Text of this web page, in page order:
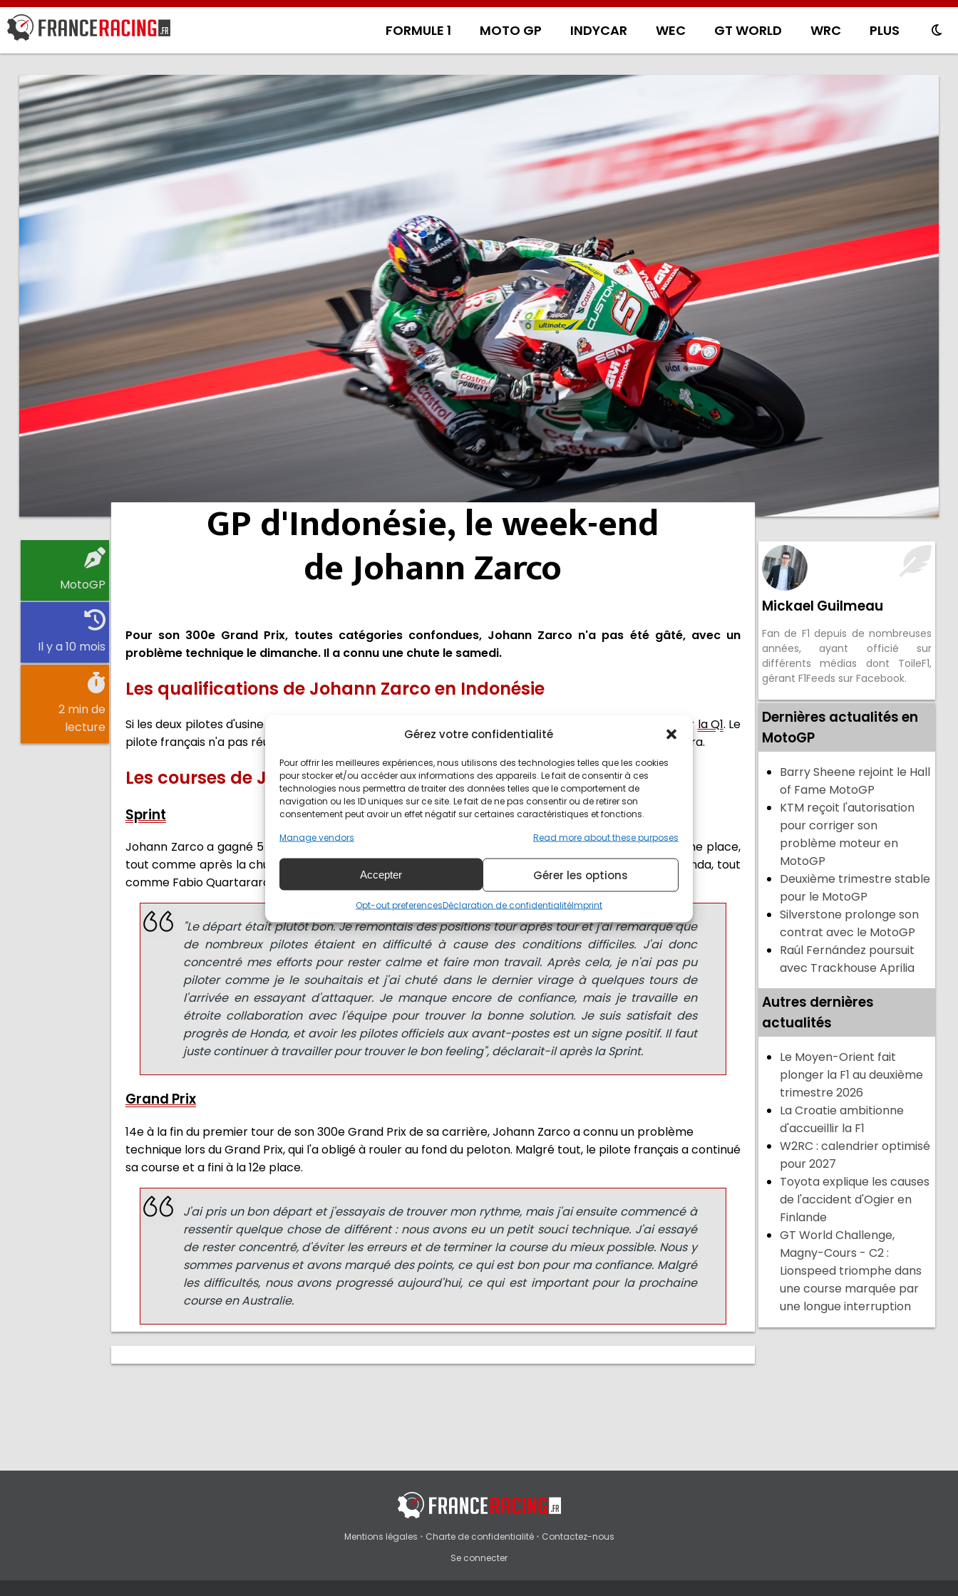
Gérez votre confidentialité
Pour offrir les meilleures expériences, nous utilisons des technologies telles que les cookies
pour stocker et/ou accéder aux informations des appareils. Le fait de consentir à ces
technologies nous permettra de traiter des données telles que le comportement de
navigation ou les ID uniques sur ce site. Le fait de ne pas consentir ou de retirer son
consentement peut avoir un effet négatif sur certaines caractéristiques et fonctions.
Manage vendors
Read more about these purposes
Accepter Gérer les options
Opt-out preferencesDéclaration de confidentialitéImprint
FORMULE 1 MOTO GP INDYCAR WEC GT WORLD WRC PLUS
MotoGP
Il y a 10 mois
2 min de
lecture
GP d'Indonésie, le week-end
de Johann Zarco
Pour son 300e Grand Prix, toutes catégories confondues, Johann Zarco n'a pas été gâté, avec un
problème technique le dimanche. Il a connu une chute le samedi.
Les qualifications de Johann Zarco en Indonésie
Si les deux pilotes d'usine Honda ont fini dans les dix premiers, Johann Zarco a dû faire un passage par la Q1. Le
pilote français n'a pas réussi à faire mieux que la 8e place, juste devant son coéquipier Somkiat Chantra.
Les courses de Johann Zarco en Indonésie
Sprint
Johann Zarco a gagné 5 places lors du premier tour. Après le Long Lap de Marc Márquez, il gagne une place,
tout comme après la chute de Pedro Acosta. Le Champion du Monde 2025 a doublé le pilote LCR Honda, tout
comme Fabio Quartararo. Il a chuté dans le 10e tour.
"Le départ était plutôt bon. Je remontais des positions tour après tour et j'ai remarqué que
de nombreux pilotes étaient en difficulté à cause des conditions difficiles. J'ai donc
concentré mes efforts pour rester calme et faire mon travail. Après cela, je n'ai pas pu
piloter comme je le souhaitais et j'ai chuté dans le dernier virage à quelques tours de
l'arrivée en essayant d'attaquer. Je manque encore de confiance, mais je travaille en
étroite collaboration avec l'équipe pour trouver la bonne solution. Je suis satisfait des
progrès de Honda, et avoir les pilotes officiels aux avant-postes est un signe positif. Il faut
juste continuer à travailler pour trouver le bon feeling", déclarait-il après la Sprint.
Grand Prix
14e à la fin du premier tour de son 300e Grand Prix de sa carrière, Johann Zarco a connu un problème
technique lors du Grand Prix, qui l'a obligé à rouler au fond du peloton. Malgré tout, le pilote français a continué
sa course et a fini à la 12e place.
J'ai pris un bon départ et j'essayais de trouver mon rythme, mais j'ai ensuite commencé à
ressentir quelque chose de différent : nous avons eu un petit souci technique. J'ai essayé
de rester concentré, d'éviter les erreurs et de terminer la course du mieux possible. Nous y
sommes parvenus et avons marqué des points, ce qui est bon pour ma confiance. Malgré
les difficultés, nous avons progressé aujourd'hui, ce qui est important pour la prochaine
course en Australie.
Mickael Guilmeau
Fan de F1 depuis de nombreuses
années, ayant officié sur
différents médias dont ToileF1,
gérant F1Feeds sur Facebook.
Dernières actualités en
MotoGP
Barry Sheene rejoint le Hall
of Fame MotoGP
KTM reçoit l'autorisation
pour corriger son
problème moteur en
MotoGP
Deuxième trimestre stable
pour le MotoGP
Silverstone prolonge son
contrat avec le MotoGP
Raúl Fernández poursuit
avec Trackhouse Aprilia
Autres dernières
actualités
Le Moyen-Orient fait
plonger la F1 au deuxième
trimestre 2026
La Croatie ambitionne
d'accueillir la F1
W2RC : calendrier optimisé
pour 2027
Toyota explique les causes
de l'accident d'Ogier en
Finlande
GT World Challenge,
Magny-Cours - C2 :
Lionspeed triomphe dans
une course marquée par
une longue interruption
Mentions légales • Charte de confidentialité• Contactez-nous
Se connecter